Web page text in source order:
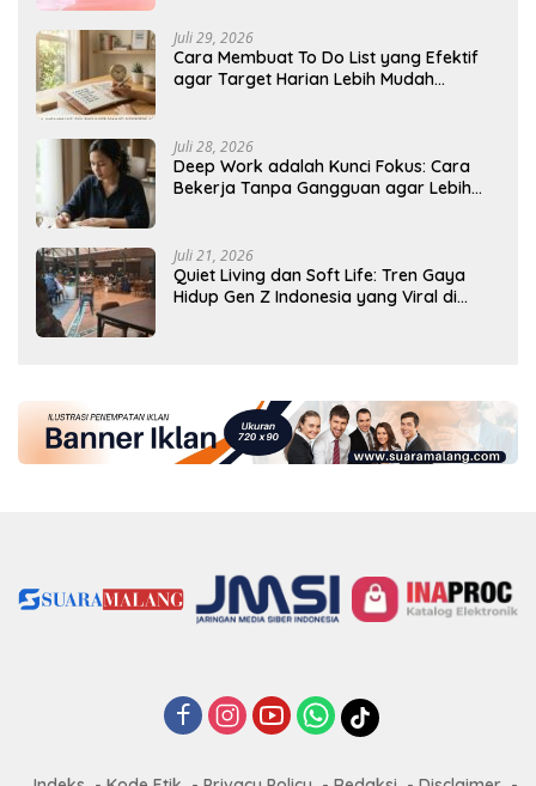
Juli 29, 2026
Cara Membuat To Do List yang Efektif
agar Target Harian Lebih Mudah
Juli 28, 2026
Deep Work adalah Kunci Fokus: Cara
Bekerja Tanpa Gangguan agar Lebih
Juli 21, 2026
Quiet Living dan Soft Life: Tren Gaya
Hidup Gen Z Indonesia yang Viral di